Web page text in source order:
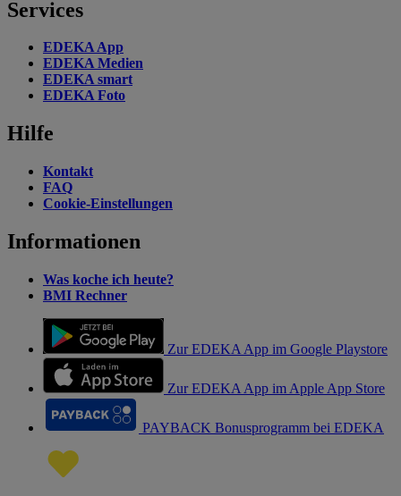
Services
EDEKA App
EDEKA Medien
EDEKA smart
EDEKA Foto
Hilfe
Kontakt
FAQ
Cookie-Einstellungen
Informationen
Was koche ich heute?
BMI Rechner
Zur EDEKA App im Google Playstore
Zur EDEKA App im Apple App Store
PAYBACK Bonusprogramm bei EDEKA